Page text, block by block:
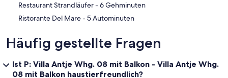
‪Restaurant Strandläufer - ‬6 Gehminuten
‪Ristorante Del Mare - ‬5 Autominuten
Häufig gestellte Fragen
Ist P: Villa Antje Whg. 08 mit Balkon - Villa Antje Whg.
08 mit Balkon haustierfreundlich?